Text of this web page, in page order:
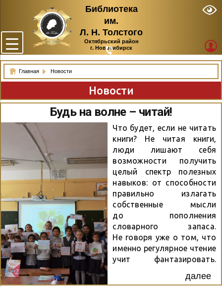
Библиотека
им.
Л. Н. Толстого
Октябрьский район
г. Новосибирск
Главная Новости
Новости
Будь на волне – читай!
Что будет, если не читать
книги? Не читая книги,
люди лишают себя
возможности получить
целый спектр полезных
навыков: от способности
правильно излагать
собственные мысли
до пополнения
словарного запаса.
Не говоря уже о том, что
именно регулярное чтение
учит фантазировать.
от всего этого ради того,
далее